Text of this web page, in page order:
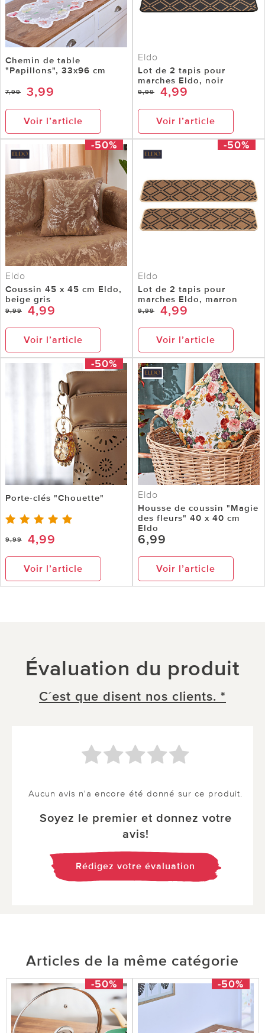
Chemin de table
"Papillons", 33x96 cm
7,99 3,99
Voir l’article
Eldo
Lot de 2 tapis pour
marches Eldo, noir
9,99 4,99
Voir l’article
-50%
Eldo
Coussin 45 x 45 cm Eldo,
beige gris
9,99 4,99
Voir l’article
-50%
Eldo
Lot de 2 tapis pour
marches Eldo, marron
9,99 4,99
Voir l’article
-50%
Porte-clés "Chouette"
9,99 4,99
Voir l’article
Eldo
Housse de coussin "Magie
des fleurs" 40 x 40 cm
Eldo
6,99
Voir l’article
Évaluation du produit
C´est que disent nos clients. *
Aucun avis n'a encore été donné sur ce produit.
Soyez le premier et donnez votre
avis!
Rédigez votre évaluation
Articles de la même catégorie
-50% -50%